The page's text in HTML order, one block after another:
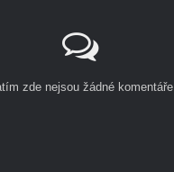
zde nejsou žádné komentáře